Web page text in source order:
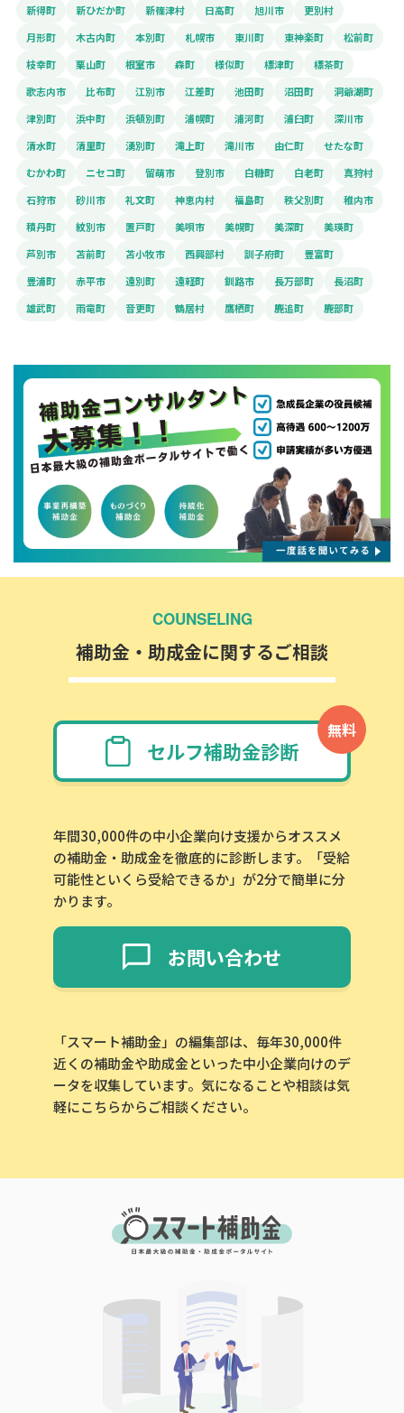
新得町
新ひだか町 新篠津村 日高町 旭川市
更別村
月形町
木古内町 本別町 札幌市 東川町 東神楽町
松前町
枝幸町
栗山町 根室市 森町 様似町 標津町
標茶町
歌志内市
比布町 江別市 江差町 池田町 沼田町
洞爺湖町
津別町
浜中町 浜頓別町 浦幌町 浦河町 浦臼町
深川市
清水町
清里町 湧別町 滝上町 滝川市 由仁町
せたな町
むかわ町
ニセコ町 留萌市 登別市 白糠町 白老町
真狩村
石狩市
砂川市 礼文町 神恵内村 福島町 秩父別町
稚内市
積丹町
紋別市 置戸町 美唄市 美幌町 美深町
美瑛町
芦別市
苫前町 苫小牧市 西興部村 訓子府町
豊富町
豊浦町
赤平市 遠別町 遠軽町 釧路市 長万部町
長沼町
雄武町
雨竜町 音更町 鶴居村 鷹栖町 鹿追町 鹿部町
COUNSELING
補助金・助成金に関するご相談
無料
セルフ補助金診断
年間30,000件の中小企業向け支援からオススメ
の補助金・助成金を徹底的に診断します。「受給
可能性といくら受給できるか」が2分で簡単に分
かります。
お問い合わせ
「スマート補助金」の編集部は、毎年30,000件
近くの補助金や助成金といった中小企業向けのデ
ータを収集しています。気になることや相談は気
軽にこちらからご相談ください。